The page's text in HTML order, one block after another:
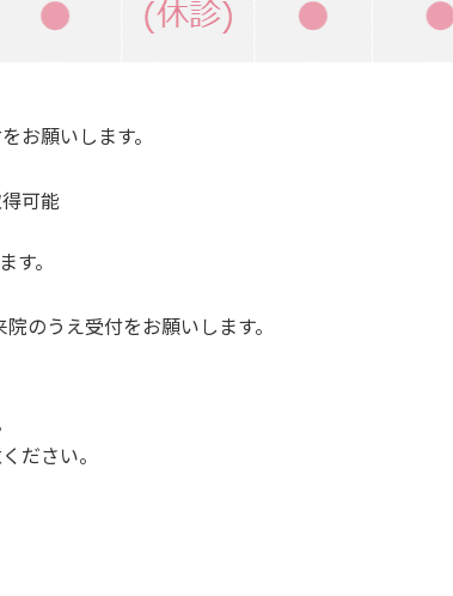
お願いします。
可能
す。
のうえ受付をお願いします。
ださい。